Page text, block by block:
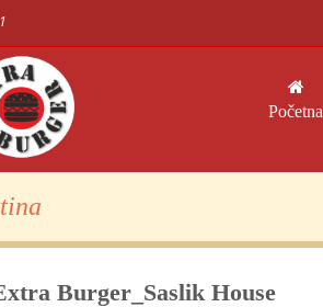
Početna
Burger_Saslik House